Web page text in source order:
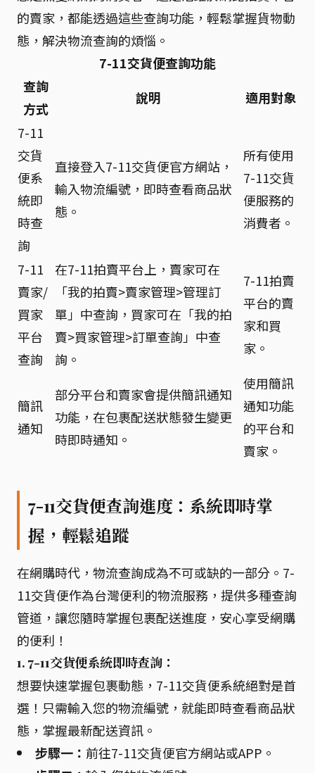
的賣家，都能透過這些查詢功能，輕鬆掌握貨物動
態，解決物流查詢的煩惱。
7-11交貨便查詢功能
查詢
方式
說明
適用對象
7-11
交貨
便系
統即
時查
詢
直接登入7-11交貨便官方網站，
輸入物流編號，即時查看商品狀
態。
所有使用
7-11交貨
便服務的
消費者。
7-11
賣家/
買家
平台
查詢
在7-11拍賣平台上，賣家可在
「我的拍賣>賣家管理>管理訂
單」中查詢，買家可在「我的拍
賣>買家管理>訂單查詢」中查
詢。
7-11拍賣
平台的賣
家和買
家。
簡訊
通知
部分平台和賣家會提供簡訊通知
功能，在包裹配送狀態發生變更
時即時通知。
使用簡訊
通知功能
的平台和
賣家。
7-11交貨便查詢進度：系統即時掌
握，輕鬆追蹤
在網購時代，物流查詢成為不可或缺的一部分。7-
11交貨便作為台灣便利的物流服務，提供多種查詢
管道，讓您隨時掌握包裹配送進度，安心享受網購
的便利！
1. 7-11交貨便系統即時查詢：
想要快速掌握包裹動態，7-11交貨便系統絕對是首
選！只需輸入您的物流編號，就能即時查看商品狀
態，掌握最新配送資訊。
步驟一： 前往7-11交貨便官方網站或APP。